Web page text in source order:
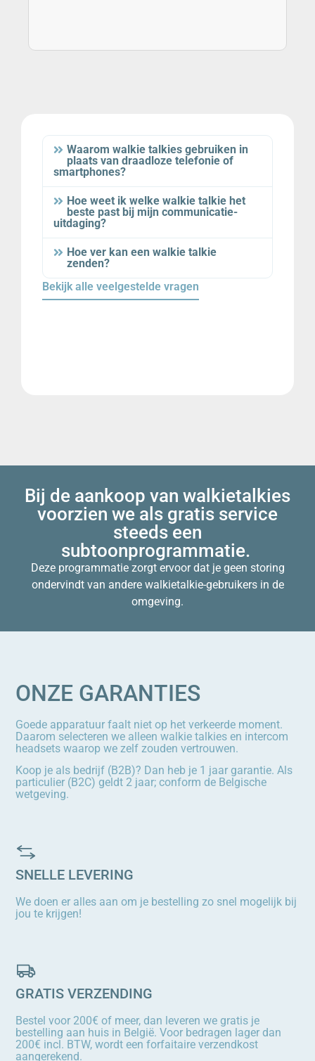
Waarom walkie talkies gebruiken in
plaats van draadloze telefonie of
smartphones?
Hoe weet ik welke walkie talkie het
beste past bij mijn communicatie-
uitdaging?
Hoe ver kan een walkie talkie
zenden?
Bekijk alle veelgestelde vragen
Bij de aankoop van walkietalkies
voorzien we als gratis service
steeds een
subtoonprogrammatie.
Deze programmatie zorgt ervoor dat je geen storing
ondervindt van andere walkietalkie-gebruikers in de
omgeving.
ONZE GARANTIES
Goede apparatuur faalt niet op het verkeerde moment.
Daarom selecteren we alleen walkie talkies en intercom
headsets waarop we zelf zouden vertrouwen.
Koop je als bedrijf (B2B)? Dan heb je 1 jaar garantie. Als
particulier (B2C) geldt 2 jaar; conform de Belgische
wetgeving.
SNELLE LEVERING
We doen er alles aan om je bestelling zo snel mogelijk bij
jou te krijgen!
GRATIS VERZENDING
Bestel voor 200€ of meer, dan leveren we gratis je
bestelling aan huis in België. Voor bedragen lager dan
200€ incl. BTW, wordt een forfaitaire verzendkost
aangerekend.